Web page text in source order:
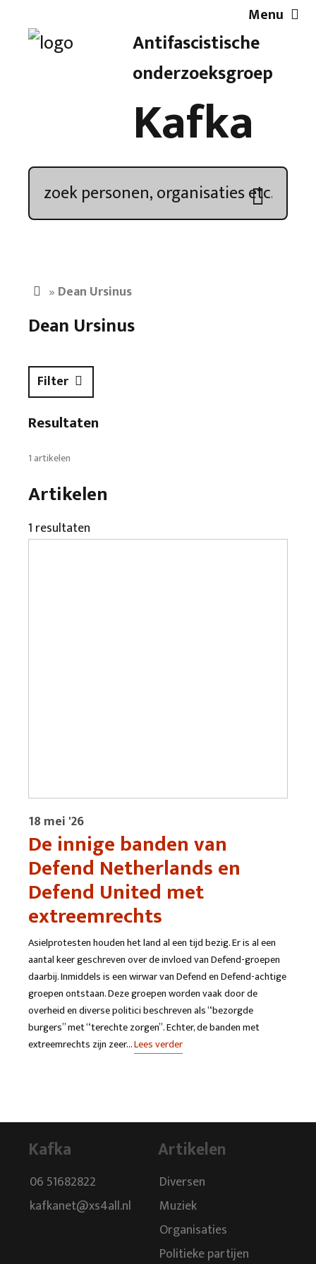
Antifascistische
onderzoeksgroep
Kafka
Menu
Artikelen
Demonstratieoverzicht
Kroniek
Nieuwsbrief
» Dean Ursinus
Dean Ursinus
Filter
Resultaten
1 artikelen
Artikelen
1 resultaten
18 mei '26
De innige banden van
Defend Netherlands en
Defend United met
extreemrechts
Asielprotesten houden het land al een tijd bezig. Er is al een
aantal keer geschreven over de invloed van Defend-groepen
daarbij. Inmiddels is een wirwar van Defend en Defend-achtige
groepen ontstaan. Deze groepen worden vaak door de
overheid en diverse politici beschreven als “bezorgde
burgers” met “terechte zorgen”. Echter, de banden met
extreemrechts zijn zeer…Lees verder
Kafka
06 51682822
kafkanet@xs4all.nl
Artikelen
Diversen
Muziek
Organisaties
Politieke partijen